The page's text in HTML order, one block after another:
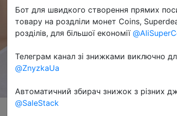
Бот для швидкого створення прямих
товару на роздліли монет Coins,
розділів, для більшої економії
Телеграм канал зі знижками виключно
@ZnyzkaUa
Автоматичний збирач знижок з різних
@SaleStack